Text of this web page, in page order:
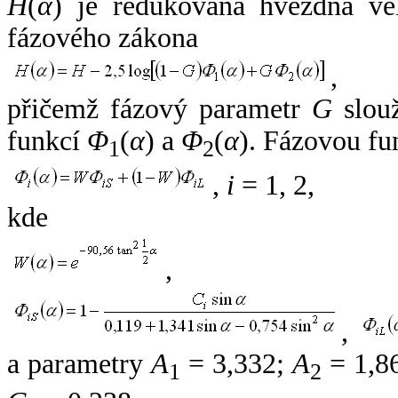
fázového zákona
,
přičemž fázový parametr G
funkcí Φ1(α) a Φ2(α). Fázovou
, i = 1, 2,
kde
,
,
a parametryA1 = 3,332;A2 =